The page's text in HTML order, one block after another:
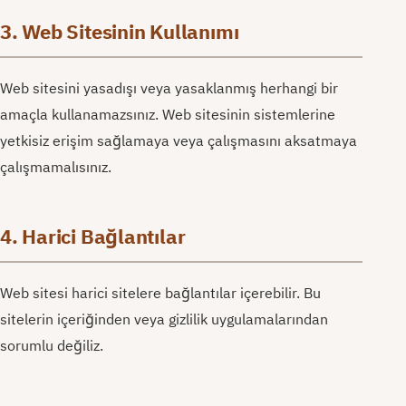
3. Web Sitesinin Kullanımı
Web sitesini yasadışı veya yasaklanmış herhangi bir
amaçla kullanamazsınız. Web sitesinin sistemlerine
yetkisiz erişim sağlamaya veya çalışmasını aksatmaya
çalışmamalısınız.
4. Harici Bağlantılar
Web sitesi harici sitelere bağlantılar içerebilir. Bu
sitelerin içeriğinden veya gizlilik uygulamalarından
sorumlu değiliz.